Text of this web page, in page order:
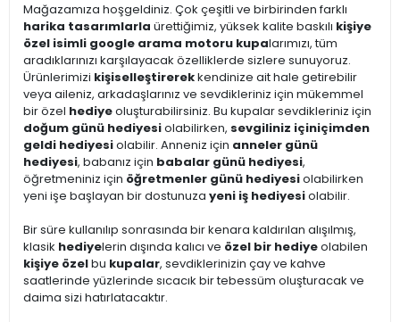
Mağazamıza hoşgeldiniz. Çok çeşitli ve birbirinden farklı
harika tasarımlarla ürettiğimiz, yüksek kalite baskılı kişiye
özel isimli google arama motoru kupalarımızı, tüm
aradıklarınızı karşılayacak özelliklerde sizlere sunuyoruz.
Ürünlerimizi kişiselleştirerekkendinize ait hale getirebilir
veya aileniz, arkadaşlarınız ve sevdikleriniz için mükemmel
bir özel hediyeoluşturabilirsiniz. Bu kupalar sevdikleriniz için
doğum günü hediyesiolabilirken, sevgiliniz içiniçimden
geldi hediyesiolabilir. Anneniz için anneler günü
hediyesi, babanız için babalar günü hediyesi,
öğretmeniniz için öğretmenler günü hediyesiolabilirken
yeni işe başlayan bir dostunuza yeni iş hediyesiolabilir.
Bir süre kullanılıp sonrasında bir kenara kaldırılan alışılmış,
klasik hediyelerin dışında kalıcı ve özel bir hediyeolabilen
kişiye özelbu kupalar, sevdiklerinizin çay ve kahve
saatlerinde yüzlerinde sıcacık bir tebessüm oluşturacak ve
daima sizi hatırlatacaktır.